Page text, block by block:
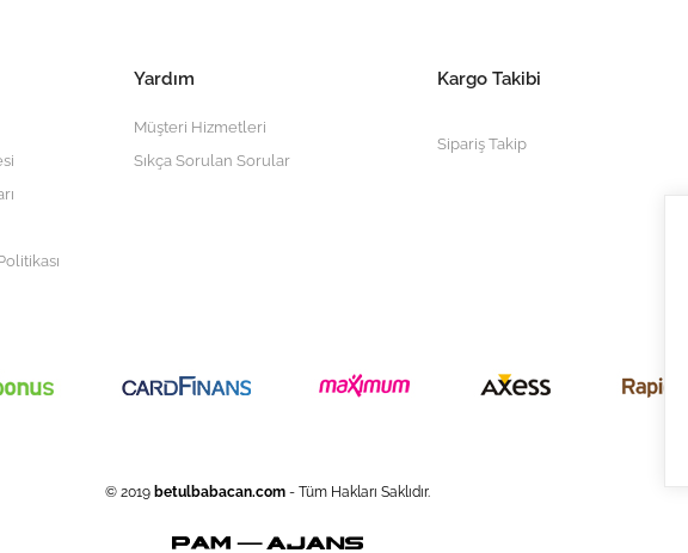
Yardım
Müşteri Hizmetleri
Sıkça Sorulan Sorular
Kargo Takibi
Sipariş Takip
© 2019 betulbabacan.com - Tüm Hakları Saklıdır.